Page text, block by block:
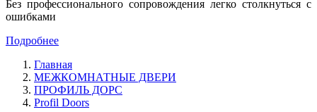
Без профессионального сопровождения легко столкнуться с
ошибками
Подробнее
Главная
МЕЖКОМНАТНЫЕ ДВЕРИ
ПРОФИЛЬ ДОРС
Profil Doors